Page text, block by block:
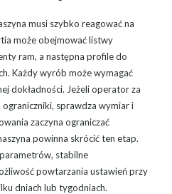
musi szybko reagować na
może obejmować listwy
ram, a następna profile do
Każdy wyrób może wymagać
dokładności. Jeżeli operator za
sprawdza wymiar i
zaczyna ograniczać
powinna skrócić ten etap.
stabilne
powtarzania ustawień przy
dniach lub tygodniach.